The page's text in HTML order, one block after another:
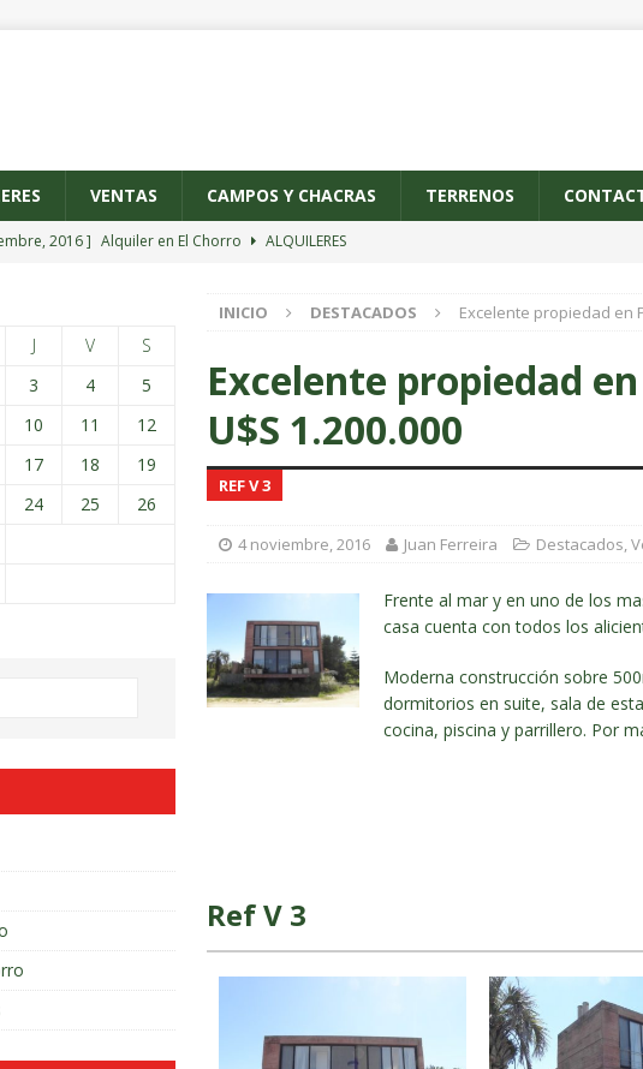
VENTAS CAMPOS Y CHACRAS TERRENOS
2016 ] Alquiler en El Chorro
ALQUILERES
Espectacular casa en El Chorro
ALQUILERES
Alquiler en Punta de Piedras
INICIO DESTACADOS Excelente propiedad en
Excelente propiedad
U$S 1.200.000
REF V 3
4 noviembre, 2016 Juan Ferreira Destacados,
Frente al mar y en uno de los
casa cuenta con todos los
Moderna construcción sobre
dormitorios en suite, sala de
cocina, piscina y parrillero. Por
Ref V 3
J V
S
3 4
5
10 11
12
17 18
19
24 25
26